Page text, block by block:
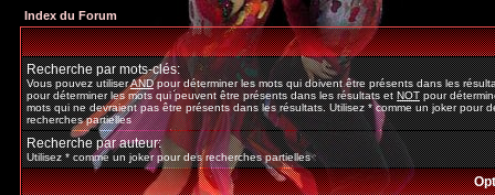
Index du Forum
Recherche par mots-clés:
Vous pouvez utiliserANDpour déterminer les mots qui doivent être présents dans les
pour déterminer les mots qui peuvent être présents dans les résultats etNOTpour
mots qui ne devraient pas être présents dans les résultats. Utilisez * comme un joker pour
recherches partielles
Recherche par auteur:
Utilisez * comme un joker pour des recherches partielles